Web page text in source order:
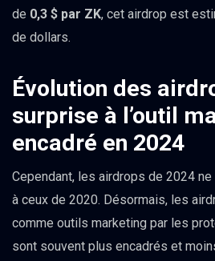
de 0,3 $ par ZK, cet airdrop est
de dollars.
Évolution des
surprise à l’outil
encadré en 2024
Cependant, les airdrops de 2024
à ceux de 2020. Désormais, les
comme outils marketing par les
sont souvent plus encadrés et